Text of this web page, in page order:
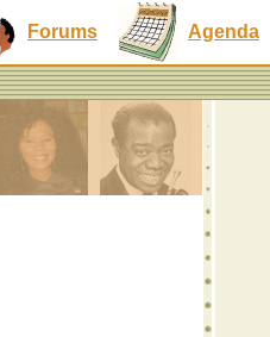
Forums Agenda